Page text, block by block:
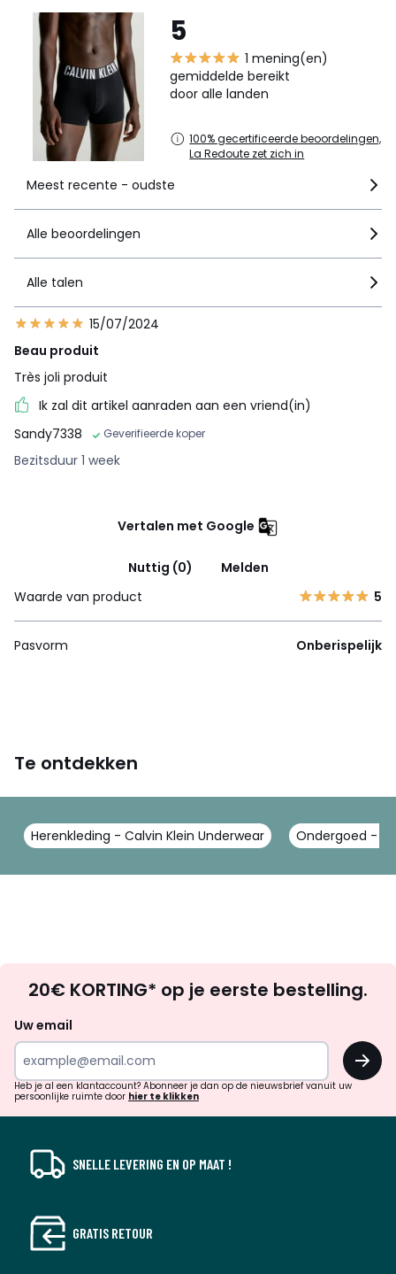
5
1 mening(en)
gemiddelde bereikt
door alle landen
100% gecertificeerde beoordelingen,
La Redoute zet zich in
Meest recente - oudste
Alle beoordelingen
Alle talen
15/07/2024
Beau produit
Très joli produit
Ik zal dit artikel aanraden aan een vriend(in)
Sandy7338
Geverifieerde koper
Bezitsduur 1 week
Vertalen met Google
Nuttig (0)
Melden
Waarde van product
5
Pasvorm Onberispelijk
Te ontdekken
Herenkleding - Calvin Klein Underwear Ondergoed -
zoek
inspiratie
verrassingen?
20€ KORTING* op je eerste bestelling.
Uw email
OK
Heb je al een klantaccount? Abonneer je dan op de nieuwsbrief vanuit uw
persoonlijke ruimte door hier te klikken
SNELLE LEVERING EN OP MAAT !
GRATIS RETOUR